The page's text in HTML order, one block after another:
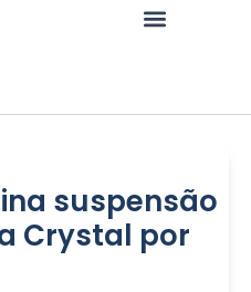
suspensão
Crystal por